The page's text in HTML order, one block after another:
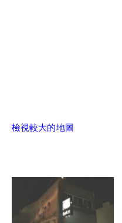
檢視較大的地圖